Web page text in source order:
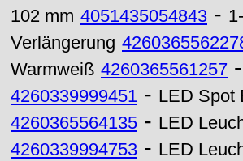
102 mm 4051435054843 -
Verlängerung
Warmweiß 4260365561257 -
4260339999451 - LED Spot
4260365564135 - LED
4260339994753 - LED